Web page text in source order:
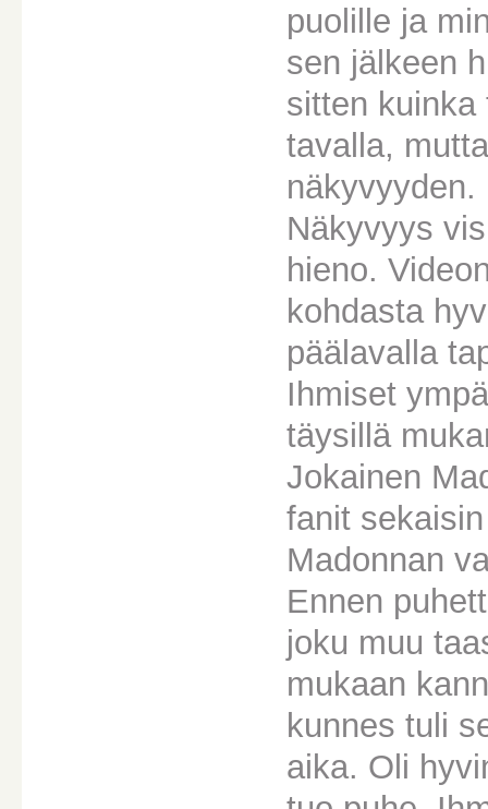
puolille ja
sen jälkeen
sitten kuinka
tavalla,
näkyvyyden.
Näkyvyys
hieno.
kohdasta
päälavalla
Ihmiset
täysillä
Jokainen
fanit
Madonnan
Ennen
joku muu
mukaan
kunnes tuli
aika. Oli